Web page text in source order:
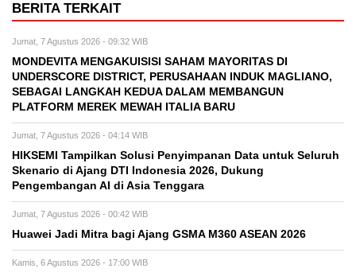
BERITA TERKAIT
Jumat, 7 Agustus 2026 - 09:32 WIB
MONDEVITA MENGAKUISISI SAHAM MAYORITAS DI
UNDERSCORE DISTRICT, PERUSAHAAN INDUK MAGLIANO,
SEBAGAI LANGKAH KEDUA DALAM MEMBANGUN
PLATFORM MEREK MEWAH ITALIA BARU
Jumat, 7 Agustus 2026 - 04:14 WIB
HIKSEMI Tampilkan Solusi Penyimpanan Data untuk Seluruh
Skenario di Ajang DTI Indonesia 2026, Dukung
Pengembangan AI di Asia Tenggara
Jumat, 7 Agustus 2026 - 00:42 WIB
Huawei Jadi Mitra bagi Ajang GSMA M360 ASEAN 2026
Kamis, 6 Agustus 2026 - 17:00 WIB